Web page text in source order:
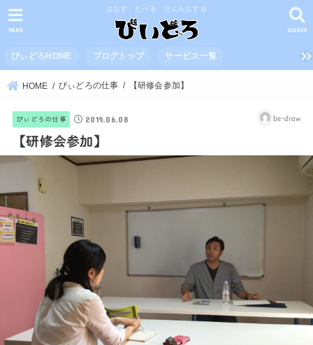
はなす たべる だんらんする
SEARCH
MENU
びぃどろHOME ブログトップ サービス一覧
HOME びぃどろの仕事 【研修会参加】
びぃどろの仕事 2019.06.08 be-draw
【研修会参加】